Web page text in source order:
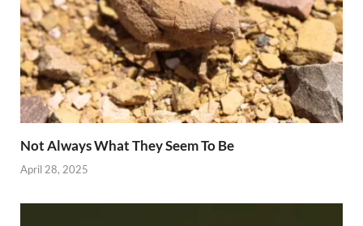
Not Always What They Seem To Be
April 28, 2025